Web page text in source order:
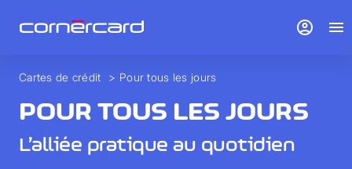
Cartes de crédit > Pour tous les jours
POUR TOUS LES JOURS
L’alliée pratique au quotidien
account_circle menu